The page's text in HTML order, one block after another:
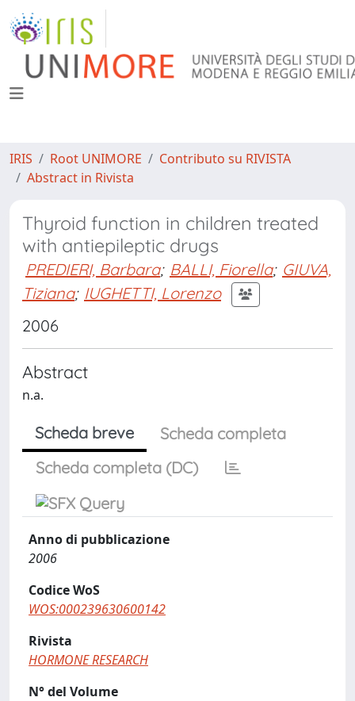
IRIS Root UNIMORE
Contributo su RIVISTA
Abstract in Rivista
Thyroid function in children treated
with antiepileptic drugs
PREDIERI, Barbara; BALLI, Fiorella; GIUVA,
Tiziana; IUGHETTI, Lorenzo
2006
Abstract
n.a.
Scheda breve
Scheda completa
Scheda completa (DC)
Anno di pubblicazione
2006
Codice WoS
WOS:000239630600142
Rivista
HORMONE RESEARCH
N° del Volume